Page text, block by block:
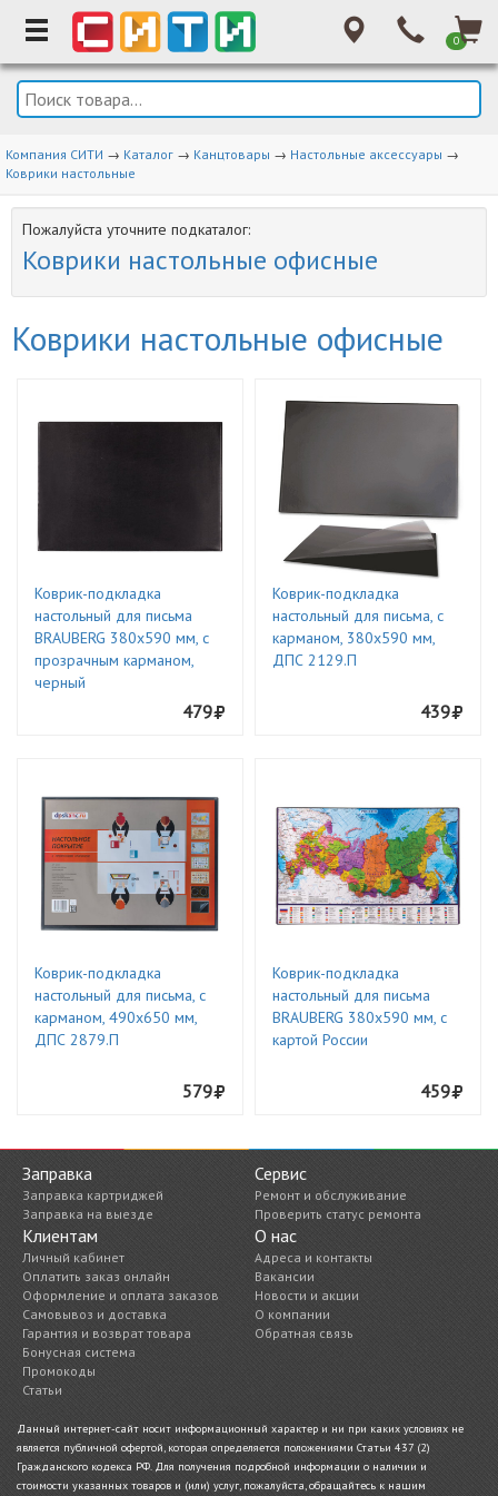
0
Компания СИТИ → Каталог → Канцтовары → Настольные аксессуары →
Коврики настольные
Пожалуйста уточните подкаталог:
Коврики настольные офисные
Коврики настольные офисные
Коврик-подкладка
настольный для письма
BRAUBERG 380х590 мм, с
прозрачным карманом,
черный
479
Коврик-подкладка
настольный для письма, с
карманом, 380х590 мм,
ДПС 2129.П
439
Коврик-подкладка
настольный для письма, с
карманом, 490х650 мм,
ДПС 2879.П
579
Коврик-подкладка
настольный для письма
BRAUBERG 380х590 мм, с
картой России
459
Заправка
Заправка картриджей
Заправка на выезде
Сервис
Ремонт и обслуживание
Проверить статус ремонта
Клиентам
Личный кабинет
Оплатить заказ онлайн
Оформление и оплата заказов
Самовывоз и доставка
Гарантия и возврат товара
Бонусная система
Промокоды
Статьи
О нас
Адреса и контакты
Вакансии
Новости и акции
О компании
Обратная связь
Данный интернет-сайт носит информационный характер и ни при каких условиях не
является публичной офертой, которая определяется положениями Статьи 437 (2)
Гражданского кодекса РФ. Для получения подробной информации о наличии и
стоимости указанных товаров и (или) услуг, пожалуйста, обращайтесь к нашим